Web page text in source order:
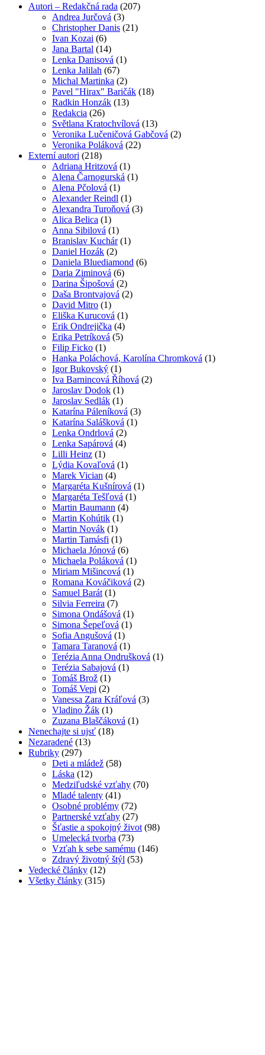
Autori – Redakčná rada (207)
Andrea Jurčová (3)
Christopher Danis (21)
Ivan Kozai (6)
Jana Bartal (14)
Lenka Danisová (1)
Lenka Jalilah (67)
Michal Martinka (2)
Pavel "Hirax" Baričák (18)
Radkin Honzák (13)
Redakcia (26)
Světlana Kratochvílová (13)
Veronika Lučeničová Gabčová (2)
Veronika Poláková (22)
Externí autori (218)
Adriana Hritzová (1)
Alena Čarnogurská (1)
Alena Pčolová (1)
Alexander Reindl (1)
Alexandra Turoňová (3)
Alica Belica (1)
Anna Sibilová (1)
Branislav Kuchár(1)
Daniel Hozák (2)
Daniela Bluediamond (6)
Daria Ziminová (6)
Darina Šipošová (2)
Daša Brontvajová (2)
David Mitro (1)
Eliška Kurucová (1)
Erik Ondrejička (4)
Erika Petríková (5)
Filip Ficko (1)
Hanka Poláchová, Karolína Chromková (1)
Igor Bukovský (1)
Iva Barnincová Říhová (2)
Jaroslav Dodok (1)
Jaroslav Sedlák (1)
Katarína Páleníková (3)
Katarína Salášková (1)
Lenka Ondrlová (2)
Lenka Sapárová (4)
Lilli Heinz (1)
Lýdia Kovaľová (1)
Marek Vician (4)
Margaréta Kušnírová (1)
Margaréta Tešľová (1)
Martin Baumann (4)
Martin Kohútik (1)
Martin Novák (1)
Martin Tamásfi (1)
Michaela Jónová (6)
Michaela Poláková (1)
Miriam Mišincová (1)
Romana Kováčiková (2)
Samuel Barát (1)
Silvia Ferreira (7)
Simona Ondášová (1)
Simona Šepeľová (1)
Sofia Angušová (1)
Tamara Taranová (1)
Terézia Anna Ondrušková (1)
Terézia Sabajová (1)
Tomáš Brož (1)
Tomáš Vepi (2)
Vanessa Zara Kráľová (3)
Vladino Žák (1)
Zuzana Blaščáková (1)
Nenechajte si ujsť (18)
Nezaradené (13)
Rubriky (297)
Deti a mládež (58)
Láska (12)
Medziľudské vzťahy (70)
Mladé talenty (41)
Osobné problémy (72)
Partnerské vzťahy (27)
Šťastie a spokojný život (98)
Umelecká tvorba (73)
Vzťah k sebe samému (146)
Zdravý životný štýl (53)
Vedecké články (12)
Všetky články (315)